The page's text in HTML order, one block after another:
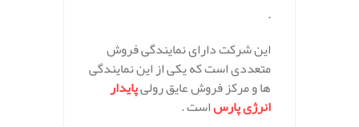
.
این شرکت دارای نمایندگی فروش
متعددی است که یکی از این نمایندگی
ها و مرکز فروش عایق رولیپایدار
انرژی پارساست .